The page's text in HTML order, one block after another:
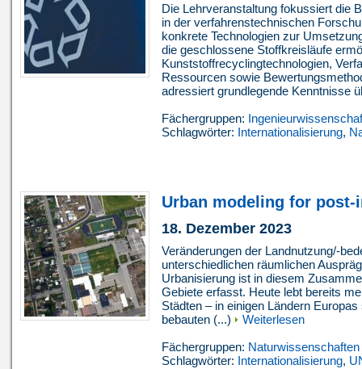
Die Lehrveranstaltung fokussiert die
in der verfahrenstechnischen
konkrete Technologien zur
die geschlossene Stoffkreisläufe
Kunststoffrecyclingtechnologien,
Ressourcen sowie
adressiert grundlegende Kenntnisse
Fächergruppen:
Schlagwörter: Internationalisierung,
Urban modeling for
18. Dezember 2023
Veränderungen der Landnutzung/-
unterschiedlichen räumlichen
Urbanisierung ist in diesem
Gebiete erfasst. Heute lebt bereits
Städten – in einigen Ländern
bebauten (...)
Weiterlesen
Fächergruppen: Naturwissenschaften
Schlagwörter: Internationalisierung,